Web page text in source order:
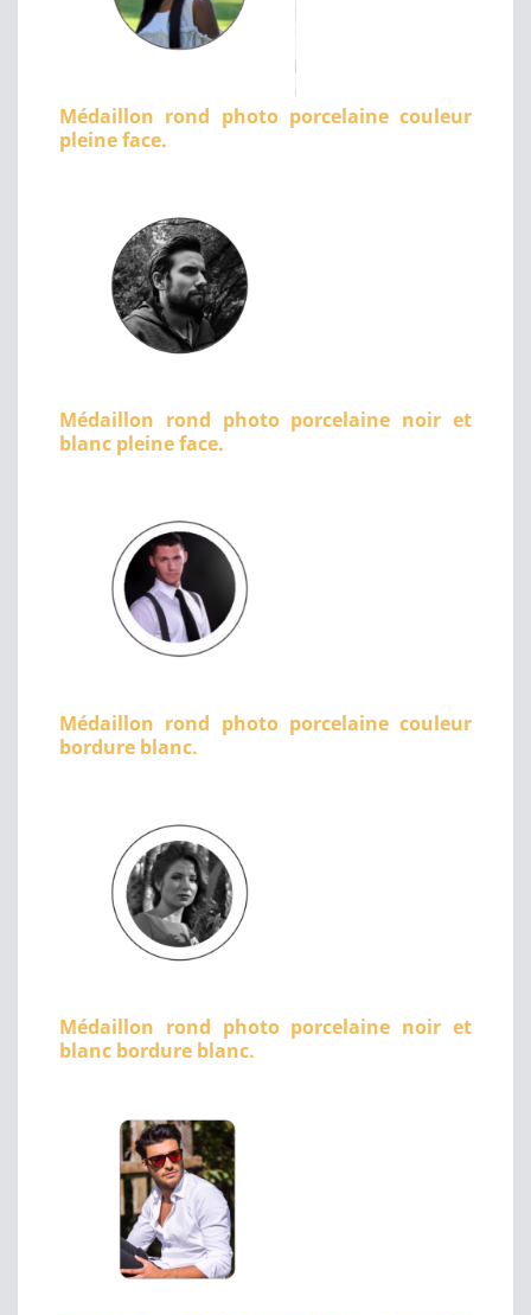
Médaillon rond photo porcelaine couleur
pleine face.
Médaillon rond photo porcelaine noir et
blanc pleine face.
Médaillon rond photo porcelaine couleur
bordure blanc.
Médaillon rond photo porcelaine noir et
blanc bordure blanc.